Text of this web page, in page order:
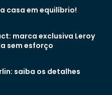
casa em equilíbrio!
marca exclusiva Leroy
sem esforço
saiba os detalhes